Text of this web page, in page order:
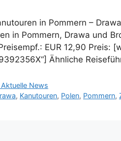
in Pommern –
in Pommern, Drawa und
EUR 12,90 Preis:
Ähnliche
Aktuelle News
, Kanutouren, Polen, Pommern,